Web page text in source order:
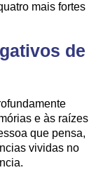
mais fortes
de
e às raízes
que pensa,
vividas no